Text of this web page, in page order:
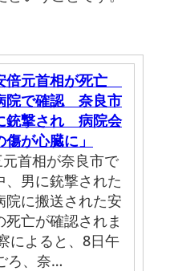
倍元首相が死亡
院で確認 奈良市
銃撃され 病院会
が心臓に」
首相が奈良市で
、男に銃撃された
院に搬送された安
死亡が確認されま
によると、8日午
ろ、奈…